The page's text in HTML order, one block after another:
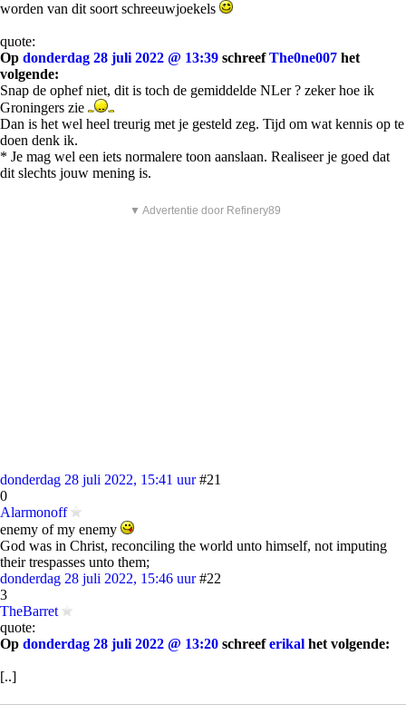
worden van dit soort schreeuwjoekels
quote:
Op donderdag 28 juli 2022 @ 13:39 schreefThe0ne007 het
volgende:
Snap de ophef niet, dit is toch de gemiddelde NLer ? zeker hoe ik
Groningers zie
Dan is het wel heel treurig met je gesteld zeg. Tijd om wat kennis op te
doen denk ik.
* Je mag wel een iets normalere toon aanslaan. Realiseer je goed dat
dit slechts jouw mening is.
▼ Advertentie door Refinery89
donderdag 28 juli 2022, 15:41 uur #21
0
Alarmonoff
enemy of my enemy
God was in Christ, reconciling the world unto himself, not imputing
their trespasses unto them;
donderdag 28 juli 2022, 15:46 uur #22
3
TheBarret
quote:
Op donderdag 28 juli 2022 @ 13:20 schreeferikal het volgende:
[..]